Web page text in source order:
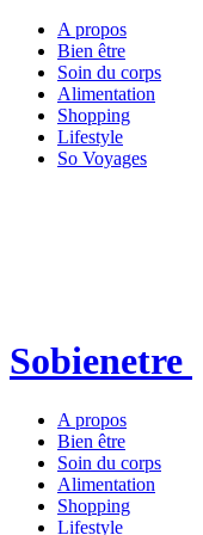
A propos
Bien être
Soin du corps
Alimentation
Shopping
Lifestyle
So Voyages
Sobienetre
A propos
Bien être
Soin du corps
Alimentation
Shopping
Lifestyle